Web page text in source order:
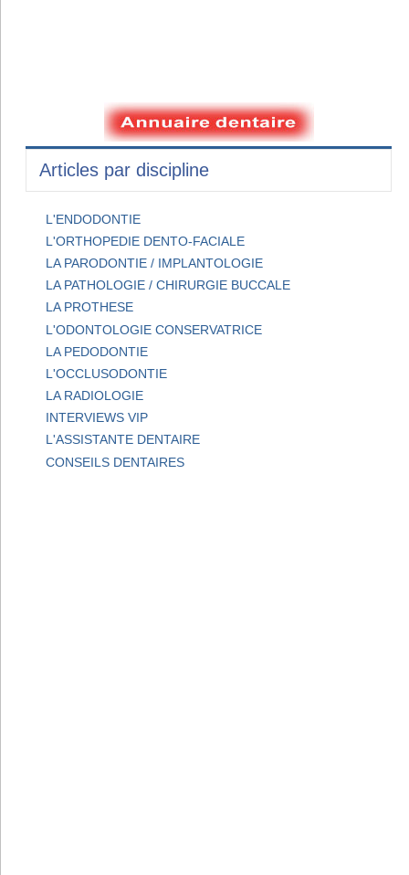
Articles par discipline
L'ENDODONTIE
L'ORTHOPEDIE DENTO-FACIALE
LA PARODONTIE / IMPLANTOLOGIE
LA PATHOLOGIE / CHIRURGIE BUCCALE
LA PROTHESE
L'ODONTOLOGIE CONSERVATRICE
LA PEDODONTIE
L'OCCLUSODONTIE
LA RADIOLOGIE
INTERVIEWS VIP
L'ASSISTANTE DENTAIRE
CONSEILS DENTAIRES